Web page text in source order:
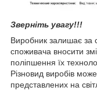
Зверніть увагу!!!
Виробник залишає за
споживача вносити
поліпшення їх
Різновид виробів
представлених на